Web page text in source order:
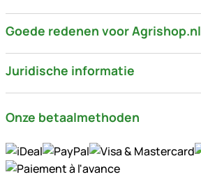
Goede redenen voor Agrishop.nl
Juridische informatie
Onze betaalmethoden